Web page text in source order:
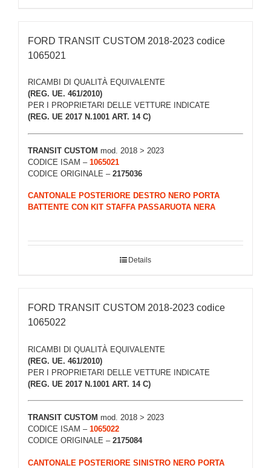
FORD TRANSIT CUSTOM 2018-2023 codice
1065021
RICAMBI DI QUALITÀ EQUIVALENTE
(REG. UE. 461/2010)
PER I PROPRIETARI DELLE VETTURE INDICATE
(REG. UE 2017 N.1001 ART. 14 C)
TRANSIT CUSTOM mod. 2018 > 2023
CODICE ISAM – 1065021
CODICE ORIGINALE – 2175036
CANTONALE POSTERIORE DESTRO NERO PORTA
BATTENTE CON KIT STAFFA PASSARUOTA NERA
Details
FORD TRANSIT CUSTOM 2018-2023 codice
1065022
RICAMBI DI QUALITÀ EQUIVALENTE
(REG. UE. 461/2010)
PER I PROPRIETARI DELLE VETTURE INDICATE
(REG. UE 2017 N.1001 ART. 14 C)
TRANSIT CUSTOM mod. 2018 > 2023
CODICE ISAM – 1065022
CODICE ORIGINALE – 2175084
CANTONALE POSTERIORE SINISTRO NERO PORTA